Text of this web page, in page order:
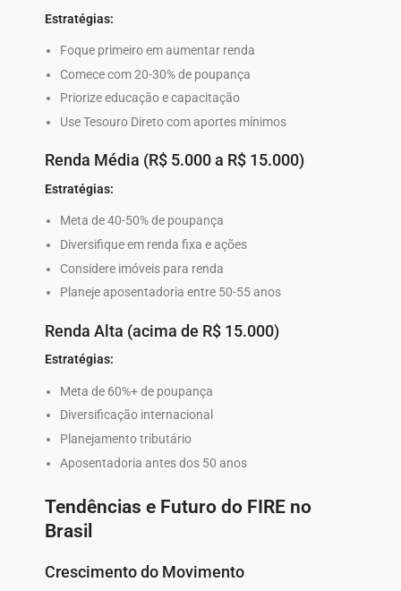
Estratégias:
Foque primeiro em aumentar renda
Comece com 20-30% de poupança
Priorize educação e capacitação
Use Tesouro Direto com aportes mínimos
Renda Média (R$ 5.000 a R$ 15.000)
Estratégias:
Meta de 40-50% de poupança
Diversifique em renda fixa e ações
Considere imóveis para renda
Planeje aposentadoria entre 50-55 anos
Renda Alta (acima de R$ 15.000)
Estratégias:
Meta de 60%+ de poupança
Diversificação internacional
Planejamento tributário
Aposentadoria antes dos 50 anos
Tendências e Futuro do FIRE no
Brasil
Crescimento do Movimento